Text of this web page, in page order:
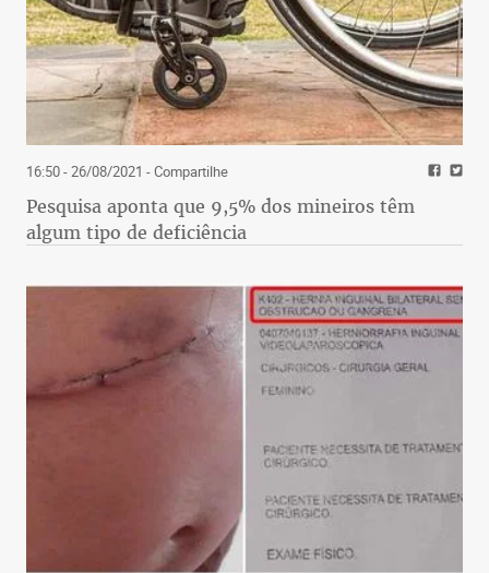
16:50 - 26/08/2021 - Compartilhe
Pesquisa aponta que 9,5% dos mineiros têm
algum tipo de deficiência